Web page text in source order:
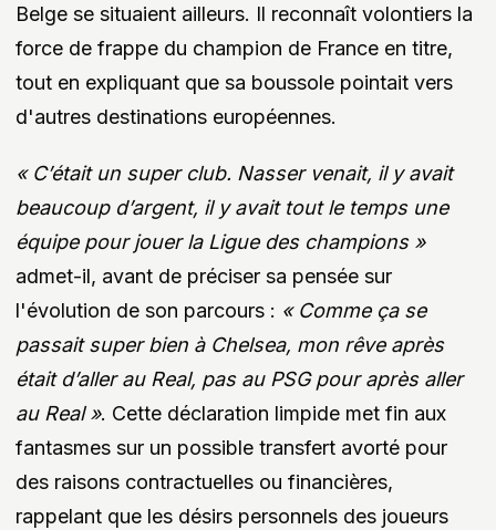
Belge se situaient ailleurs. Il reconnaît volontiers la
force de frappe du champion de France en titre,
tout en expliquant que sa boussole pointait vers
d'autres destinations européennes.
« C’était un super club. Nasser venait, il y avait
beaucoup d’argent, il y avait tout le temps une
équipe pour jouer la Ligue des champions »
admet-il, avant de préciser sa pensée sur
l'évolution de son parcours : « Comme ça se
passait super bien à Chelsea, mon rêve après
était d’aller au Real, pas au PSG pour après aller
au Real ». Cette déclaration limpide met fin aux
fantasmes sur un possible transfert avorté pour
des raisons contractuelles ou financières,
rappelant que les désirs personnels des joueurs